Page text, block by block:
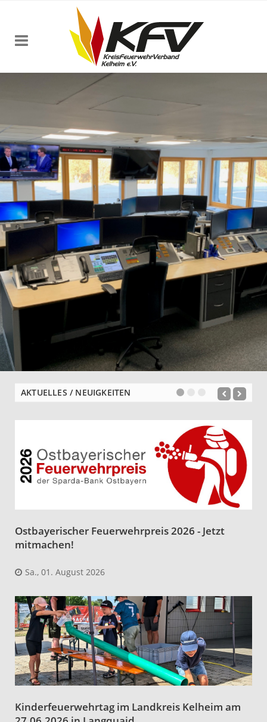
AKTUELLES / NEUIGKEITEN
Ostbayerischer Feuerwehrpreis 2026 - Jetzt
mitmachen!
Sa., 01. August 2026
Kinderfeuerwehrtag im Landkreis Kelheim am